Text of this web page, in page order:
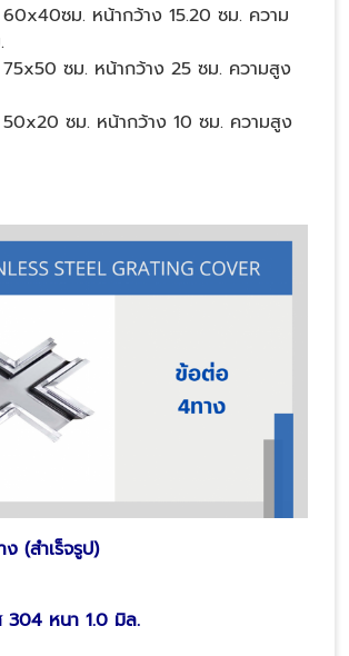
ซม. หน้ากว้าง 15.20 ซม. ความ
75x50 ซม. หน้ากว้าง 25 ซม. ความสูง
50x20 ซม. หน้ากว้าง 10 ซม. ความสูง
(สำเร็จรูป)
304 หนา 1.0 มิล.